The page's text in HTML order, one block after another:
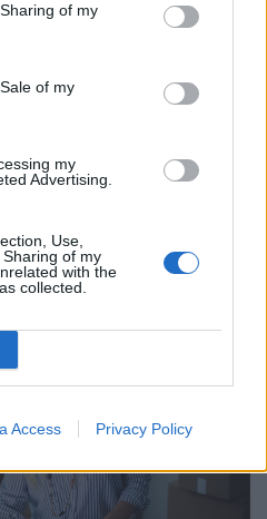
of my
of my
my
Advertising.
Use,
of my
with the
collected.
Access Privacy Policy
fesztiválokra
legforgalmasabb
ellenőrzött egységek 20
tapasztaltak.